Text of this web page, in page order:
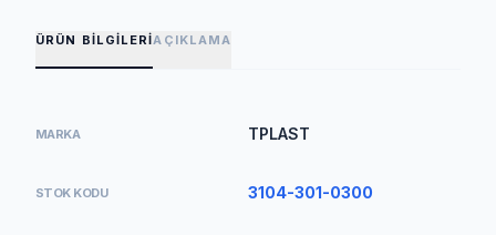
ÜRÜN BILGILERIAÇIKLAMA
MARKA TPLAST
STOK KODU 3104-301-0300